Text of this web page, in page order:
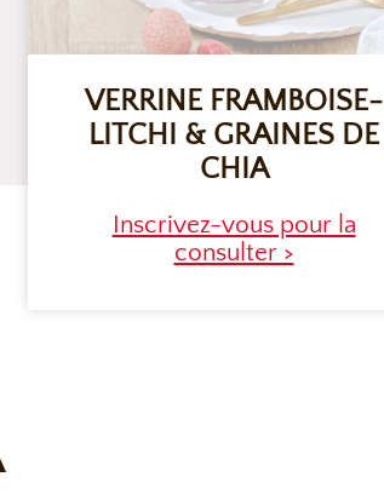
VERRINE FRAMBOISE-
LITCHI & GRAINES DE
CHIA
Inscrivez-vous pour la
consulter >